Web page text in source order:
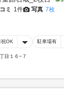
ミ 1件 写真 7枚
祝OK 駐車場有
目１６−７